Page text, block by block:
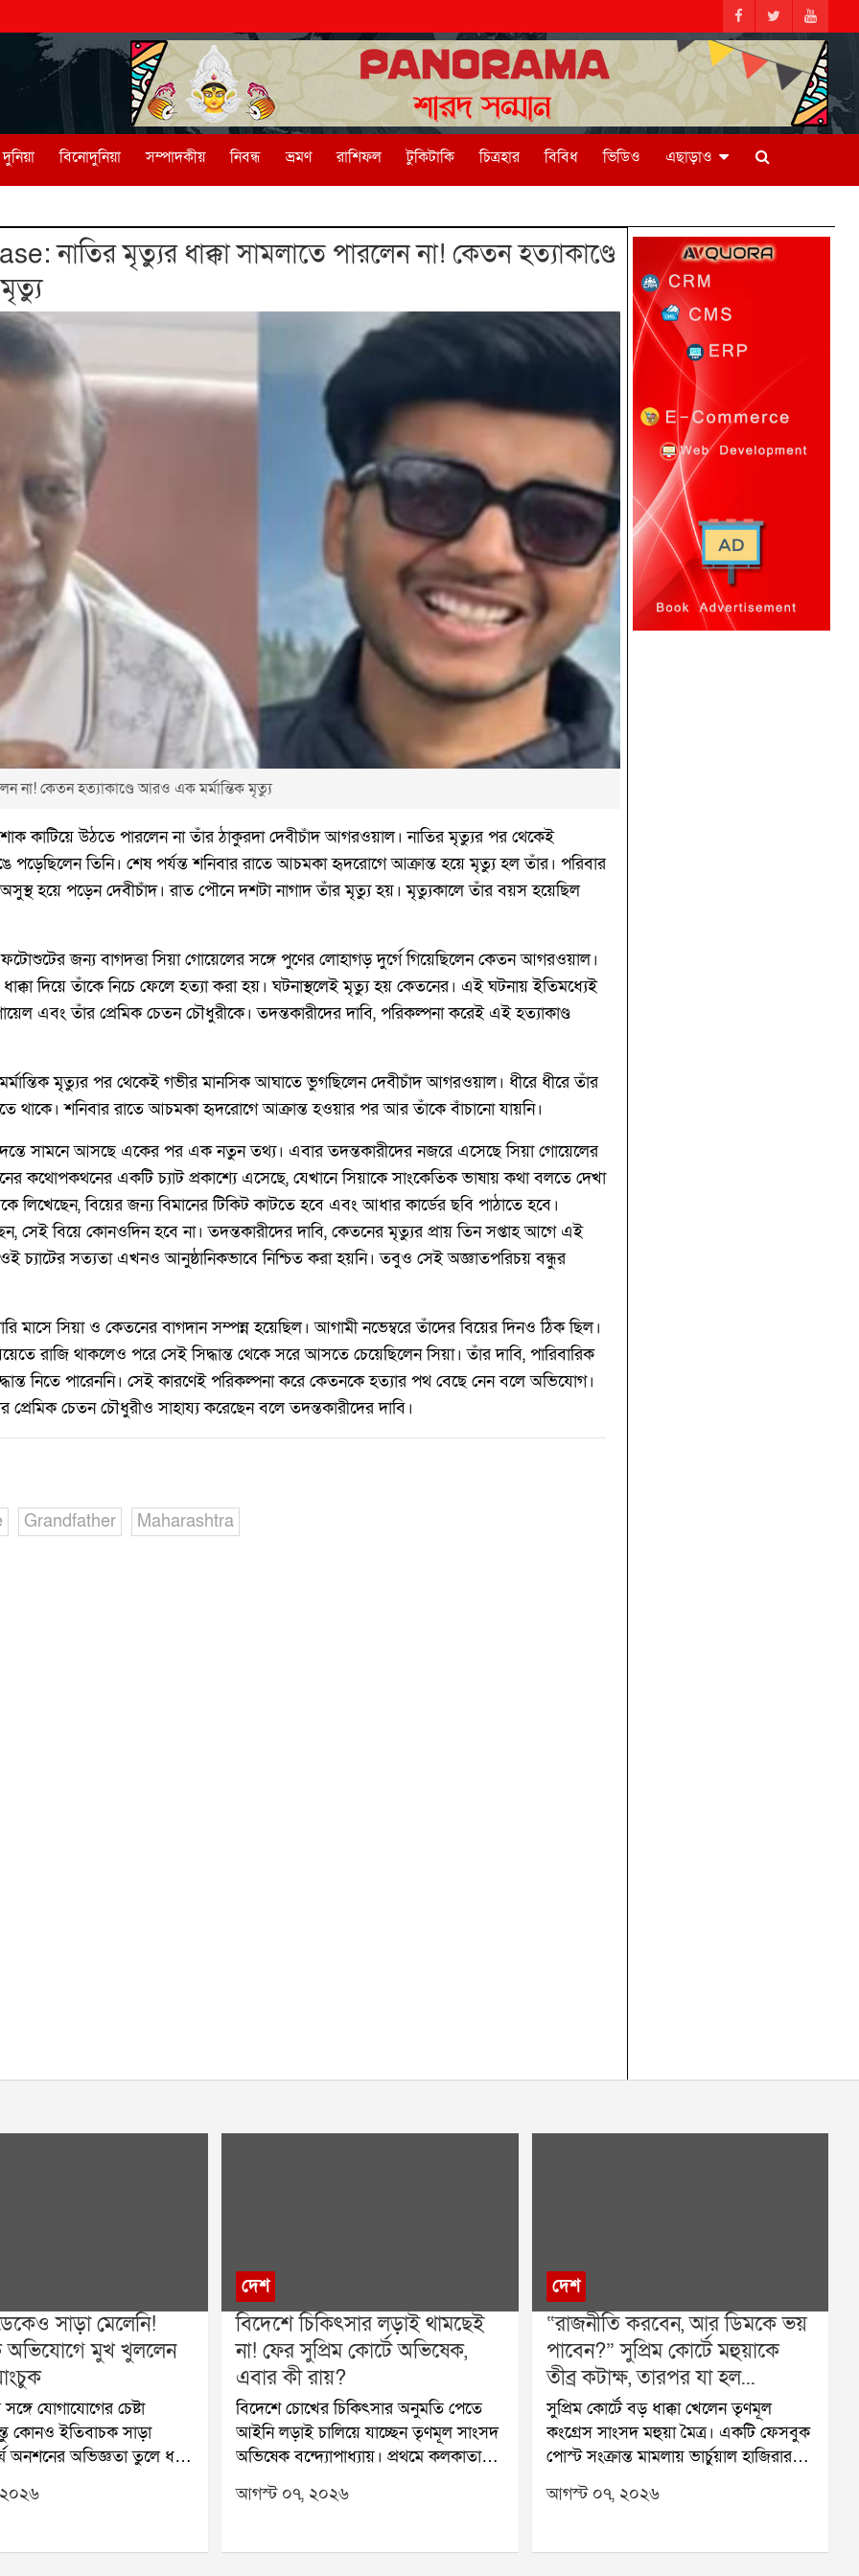
বিনোদুনিয়া সম্পাদকীয় নিবন্ধ ভ্রমণ রাশিফল টুকিটাকি চিত্রহার বিবিধ ভিডিও এছাড়াও
নাতির মৃত্যুর ধাক্কা সামলাতে পারলেন না! কেতন হত্যাকাণ্ডে
না! কেতন হত্যাকাণ্ডে আরও এক মর্মান্তিক মৃত্যু
কাটিয়ে উঠতে পারলেন না তাঁর ঠাকুরদা দেবীচাঁদ আগরওয়াল। নাতির মৃত্যুর পর থেকেই
পড়েছিলেন তিনি। শেষ পর্যন্ত শনিবার রাতে আচমকা হৃদরোগে আক্রান্ত হয়ে মৃত্যু হল তাঁর। পরিবার
অসুস্থ হয়ে পড়েন দেবীচাঁদ। রাত পৌনে দশটা নাগাদ তাঁর মৃত্যু হয়। মৃত্যুকালে তাঁর বয়স হয়েছিল
জন্য বাগদত্তা সিয়া গোয়েলের সঙ্গে পুণের লোহাগড় দুর্গে গিয়েছিলেন কেতন আগরওয়াল।
দিয়ে তাঁকে নিচে ফেলে হত্যা করা হয়। ঘটনাস্থলেই মৃত্যু হয় কেতনের। এই ঘটনায় ইতিমধ্যেই
এবং তাঁর প্রেমিক চেতন চৌধুরীকে। তদন্তকারীদের দাবি, পরিকল্পনা করেই এই হত্যাকাণ্ড
মৃত্যুর পর থেকেই গভীর মানসিক আঘাতে ভুগছিলেন দেবীচাঁদ আগরওয়াল। ধীরে ধীরে তাঁর
থাকে। শনিবার রাতে আচমকা হৃদরোগে আক্রান্ত হওয়ার পর আর তাঁকে বাঁচানো যায়নি।
সামনে আসছে একের পর এক নতুন তথ্য। এবার তদন্তকারীদের নজরে এসেছে সিয়া গোয়েলের
কথোপকথনের একটি চ্যাট প্রকাশ্যে এসেছে, যেখানে সিয়াকে সাংকেতিক ভাষায় কথা বলতে দেখা
লিখেছেন, বিয়ের জন্য বিমানের টিকিট কাটতে হবে এবং আধার কার্ডের ছবি পাঠাতে হবে।
সেই বিয়ে কোনওদিন হবে না। তদন্তকারীদের দাবি, কেতনের মৃত্যুর প্রায় তিন সপ্তাহ আগে এই
চ্যাটের সত্যতা এখনও আনুষ্ঠানিকভাবে নিশ্চিত করা হয়নি। তবুও সেই অজ্ঞাতপরিচয় বন্ধুর
মাসে সিয়া ও কেতনের বাগদান সম্পন্ন হয়েছিল। আগামী নভেম্বরে তাঁদের বিয়ের দিনও ঠিক ছিল।
রাজি থাকলেও পরে সেই সিদ্ধান্ত থেকে সরে আসতে চেয়েছিলেন সিয়া। তাঁর দাবি, পারিবারিক
নিতে পারেননি। সেই কারণেই পরিকল্পনা করে কেতনকে হত্যার পথ বেছে নেন বলে অভিযোগ।
প্রেমিক চেতন চৌধুরীও সাহায্য করেছেন বলে তদন্তকারীদের দাবি।
Grandfather Maharashtra
সাড়া মেলেনি!
অভিযোগে মুখ খুললেন
সঙ্গে যোগাযোগের চেষ্টা
কোনও ইতিবাচক সাড়া
অনশনের অভিজ্ঞতা তুলে ধরে
ও শিক্ষাবিদ সোনম ওয়াংচুক।
করা হয়নি বলে দাবি
দেশ
বিদেশে চিকিৎসার লড়াই থামছেই
না! ফের সুপ্রিম কোর্টে অভিষেক,
এবার কী রায়?
বিদেশে চোখের চিকিৎসার অনুমতি পেতে
আইনি লড়াই চালিয়ে যাচ্ছেন তৃণমূল সাংসদ
অভিষেক বন্দ্যোপাধ্যায়। প্রথমে কলকাতা
হাইকোর্ট, তারপর সুপ্রিম কোর্ট, আবার
হাইকোর্ট কোথাও কাঙ্ক্ষিত স্বস্তি না মেলায়
তিনি। বিদেশে চিকিৎসার অনুমতি চেয়ে
আগস্ট ০৭, ২০২৬
দেশ
“রাজনীতি করবেন, আর ডিমকে ভয়
পাবেন?” সুপ্রিম কোর্টে মহুয়াকে
তীব্র কটাক্ষ, তারপর যা হল...
সুপ্রিম কোর্টে বড় ধাক্কা খেলেন তৃণমূল
কংগ্রেস সাংসদ মহুয়া মৈত্র। একটি ফেসবুক
পোস্ট সংক্রান্ত মামলায় ভার্চুয়াল হাজিরার
অনুমতি চেয়ে শীর্ষ আদালতের দ্বারস্থ
হয়েছিলেন তিনি। শুনানির সময় বিচারপতির
মৈত্রের আইনজীবী নিজেই মামলাটি প্রত্যাহার
আগস্ট ০৭, ২০২৬